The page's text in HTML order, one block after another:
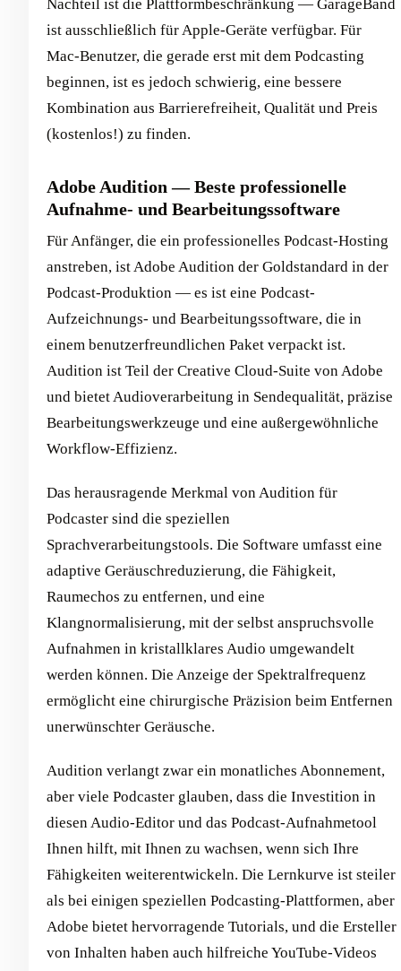
Nachteil ist die Plattformbeschränkung — GarageBand
ist ausschließlich für Apple-Geräte verfügbar. Für
Mac-Benutzer, die gerade erst mit dem Podcasting
beginnen, ist es jedoch schwierig, eine bessere
Kombination aus Barrierefreiheit, Qualität und Preis
(kostenlos!) zu finden.
Adobe Audition — Beste professionelle
Aufnahme- und Bearbeitungssoftware
Für Anfänger, die ein professionelles Podcast-Hosting
anstreben, ist Adobe Audition der Goldstandard in der
Podcast-Produktion — es ist eine Podcast-
Aufzeichnungs- und Bearbeitungssoftware, die in
einem benutzerfreundlichen Paket verpackt ist.
Audition ist Teil der Creative Cloud-Suite von Adobe
und bietet Audioverarbeitung in Sendequalität, präzise
Bearbeitungswerkzeuge und eine außergewöhnliche
Workflow-Effizienz.
Das herausragende Merkmal von Audition für
Podcaster sind die speziellen
Sprachverarbeitungstools. Die Software umfasst eine
adaptive Geräuschreduzierung, die Fähigkeit,
Raumechos zu entfernen, und eine
Klangnormalisierung, mit der selbst anspruchsvolle
Aufnahmen in kristallklares Audio umgewandelt
werden können. Die Anzeige der Spektralfrequenz
ermöglicht eine chirurgische Präzision beim Entfernen
unerwünschter Geräusche.
Audition verlangt zwar ein monatliches Abonnement,
aber viele Podcaster glauben, dass die Investition in
diesen Audio-Editor und das Podcast-Aufnahmetool
Ihnen hilft, mit Ihnen zu wachsen, wenn sich Ihre
Fähigkeiten weiterentwickeln. Die Lernkurve ist steiler
als bei einigen speziellen Podcasting-Plattformen, aber
Adobe bietet hervorragende Tutorials, und die Ersteller
von Inhalten haben auch hilfreiche YouTube-Videos